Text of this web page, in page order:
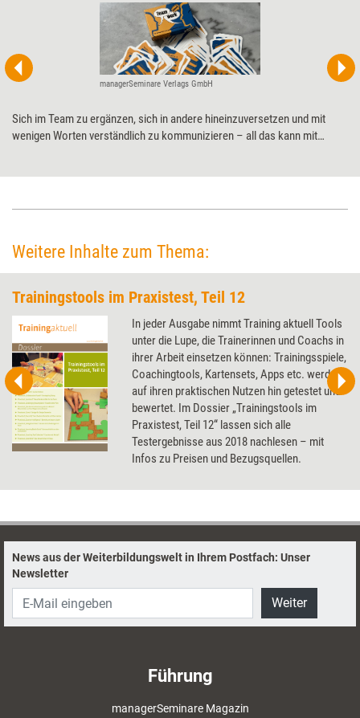
managerSeminare Verlags GmbH
Sich im Team zu ergänzen, sich in andere hineinzuversetzen und mit
wenigen Worten verständlich zu kommunizieren – all das kann mit
Weitere Inhalte zum Thema:
Trainingstools im Praxistest, Teil 12
In jeder Ausgabe nimmt Training aktuell Tools
unter die Lupe, die Trainerinnen und Coachs in
ihrer Arbeit einsetzen können: Trainingsspiele,
Coachingtools, Kartensets, Apps etc. werden
auf ihren praktischen Nutzen hin getestet und
bewertet. Im Dossier „Trainingstools im
Praxistest, Teil 12“ lassen sich alle
Testergebnisse aus 2018 nachlesen – mit
Infos zu Preisen und Bezugsquellen.
News aus der Weiterbildungswelt in Ihrem Postfach: Unser
Newsletter
Weiter
Führung
managerSeminare Magazin